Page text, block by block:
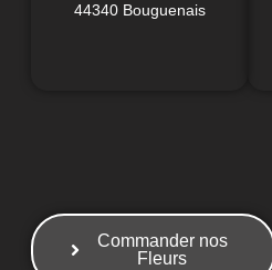
44340 Bouguenais
Commander nos
Fleurs